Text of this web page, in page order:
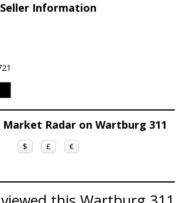
Seller Information
Market Radar on Wartburg 311
$ £ €